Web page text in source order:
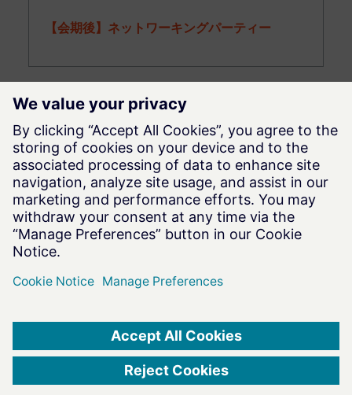
【会期後】ネットワーキングパーティー
今後開催予定のイベント 一覧を見る
ウェブサイト利用規約|プライバシー|Data Privacy
Altair Engineering Inc. All Rights Reserved.